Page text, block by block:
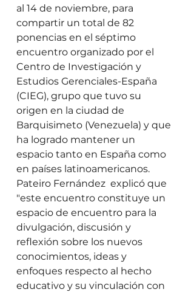
al 14 de noviembre, para
compartir un total de 82
ponencias en el séptimo
encuentro organizado por el
Centro de Investigación y
Estudios Gerenciales-España
(CIEG), grupo que tuvo su
origen en la ciudad de
Barquisimeto (Venezuela) y que
ha logrado mantener un
espacio tanto en España como
en países latinoamericanos.
Pateiro Fernández  explicó que
"este encuentro constituye un
espacio de encuentro para la
divulgación, discusión y
reflexión sobre los nuevos
conocimientos, ideas y
enfoques respecto al hecho
educativo y su vinculación con